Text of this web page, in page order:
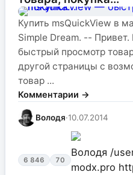
Купить msQuickView в
Simple Dream. -- Привет.
быстрый просмотр
другой страницы с
товар ...
Комментарии →
Володя·10.07.2014
6 846 70
Володя /
modx.pro